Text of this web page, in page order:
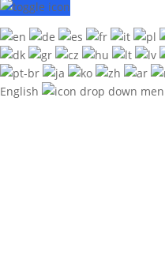
English